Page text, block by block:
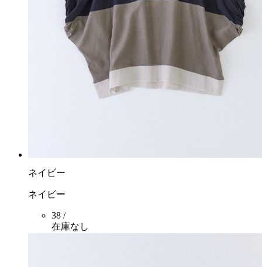
ネイビー
ネイビー
38 /
在庫なし